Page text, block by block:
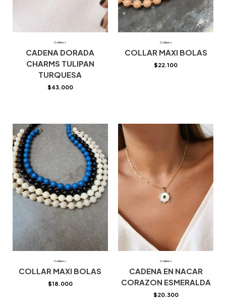
Collares
CADENA DORADA
CHARMS TULIPAN
TURQUESA
$43.000
Collares
COLLAR MAXI BOLAS
$22.100
Collares
COLLAR MAXI BOLAS
$18.000
Collares
CADENA EN NACAR
CORAZON ESMERALDA
$20.300